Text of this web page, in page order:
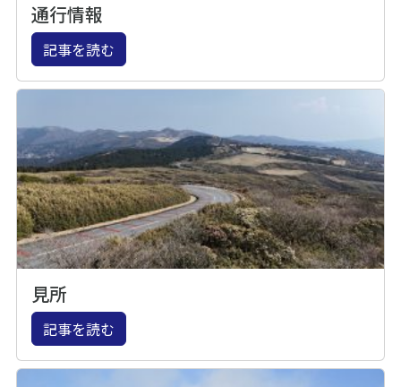
通行情報
記事を読む
見所
記事を読む